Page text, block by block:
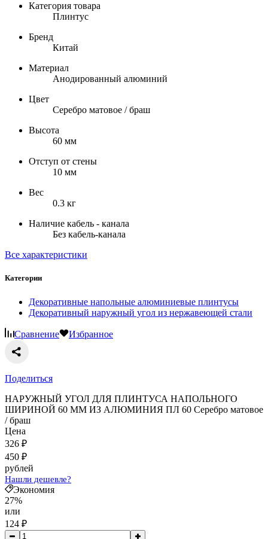
Категория товара
Плинтус
Бренд
Китай
Материал
Анодированный алюминий
Цвет
Серебро матовое / браш
Высота
60 мм
Отступ от стены
10 мм
Вес
0.3 кг
Наличие кабель - канала
Без кабель-канала
Все характеристики
Категории
Декоративные напольные алюминиевые плинтусы
Декоративный наружный угол из нержавеющей стали
Сравнение Избранное
Поделиться
НАРУЖНЫЙ УГОЛ ДЛЯ ПЛИНТУСА НАПОЛЬНОГО
ШИРИНОЙ 60 ММ ИЗ АЛЮМИНИЯ ПЛ 60 Серебро матовое
/ браш
Цена
326 ₽
450 ₽
рублей
Нашли дешевле?
Экономия
27%
или
124 ₽